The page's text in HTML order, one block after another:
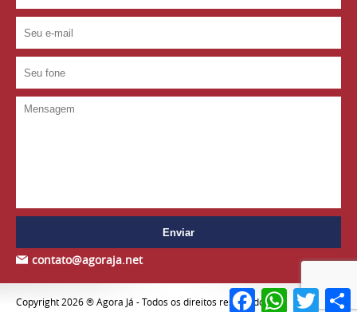
contato@agoraja.net
Copyright 2026 ® Agora Já - Todos os direitos reservados
FacebookWhatsApp
Twitter